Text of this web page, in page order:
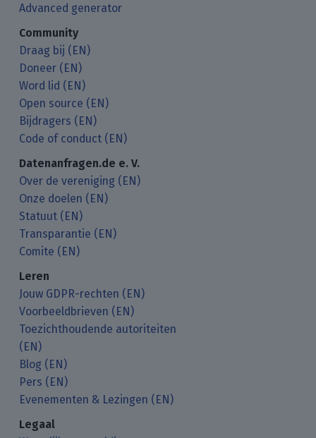
Advanced generator
Community
Draag bij (EN)
Doneer (EN)
Word lid (EN)
Open source (EN)
Bijdragers (EN)
Code of conduct (EN)
Datenanfragen.de e. V.
Over de vereniging (EN)
Onze doelen (EN)
Statuut (EN)
Transparantie (EN)
Comite (EN)
Leren
Jouw GDPR-rechten (EN)
Voorbeeldbrieven (EN)
Toezichthoudende autoriteiten
(EN)
Blog (EN)
Pers (EN)
Evenementen & Lezingen (EN)
Legaal